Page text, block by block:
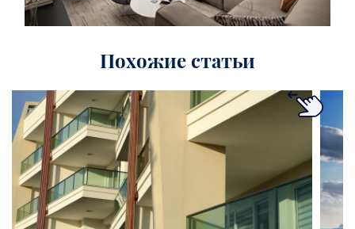
Похожие статьи